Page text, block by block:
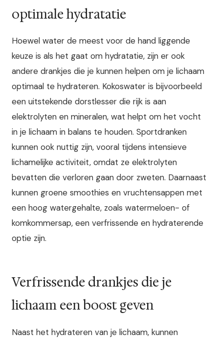
optimale hydratatie
Hoewel water de meest voor de hand liggende
keuze is als het gaat om hydratatie, zijn er ook
andere drankjes die je kunnen helpen om je lichaam
optimaal te hydrateren. Kokoswater is bijvoorbeeld
een uitstekende dorstlesser die rijk is aan
elektrolyten en mineralen, wat helpt om het vocht
in je lichaam in balans te houden. Sportdranken
kunnen ook nuttig zijn, vooral tijdens intensieve
lichamelijke activiteit, omdat ze elektrolyten
bevatten die verloren gaan door zweten. Daarnaast
kunnen groene smoothies en vruchtensappen met
een hoog watergehalte, zoals watermeloen- of
komkommersap, een verfrissende en hydraterende
optie zijn.
Verfrissende drankjes die je
lichaam een boost geven
Naast het hydrateren van je lichaam, kunnen